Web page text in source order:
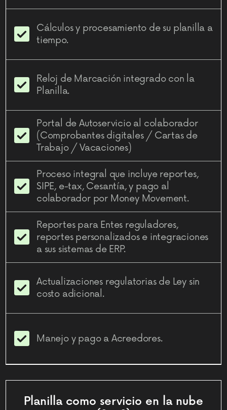
Cálculos y procesamiento de su planilla a
tiempo.
Reloj de Marcación integrado con la
Planilla.
Portal de Autoservicio al colaborador
(Comprobantes digitales / Cartas de
Trabajo / Vacaciones)
Proceso integral que incluye reportes,
SIPE, e-tax, Cesantía, y pago al
colaborador por Money Movement.
Reportes para Entes reguladores,
reportes personalizados e integraciones
a sus sistemas de ERP.
Actualizaciones regulatorias de Ley sin
costo adicional.
Manejo y pago a Acreedores.
Planilla como servicio en la nube